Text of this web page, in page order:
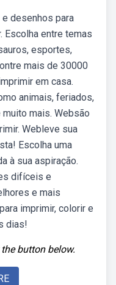
desenhos para
Escolha entre temas
esportes,
mais de 30000
em casa.
animais, feriados,
mais. Websão
Webleve sua
Escolha uma
à sua aspiração.
difíceis e
e mais
imprimir, colorir e
dias!
button below.